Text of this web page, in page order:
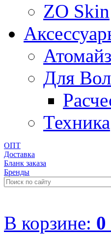
ZO Skin
Для
Техника
ОПТ
Доставка
Бланк заказа
Бренды
В корзине: 0